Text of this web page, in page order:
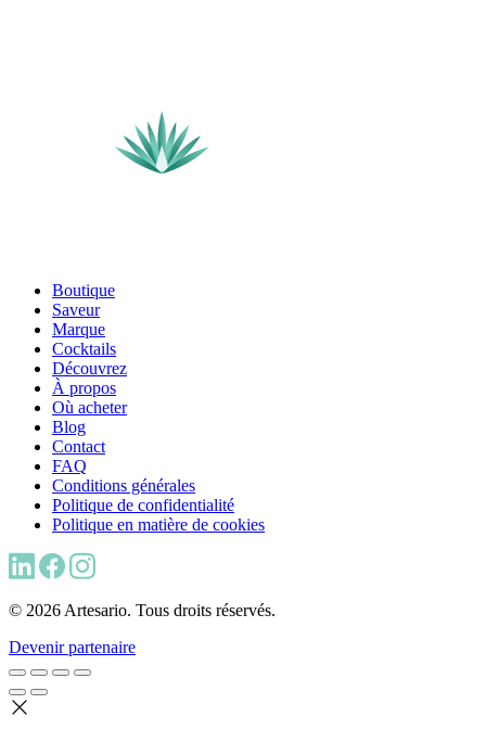
Boutique
Saveur
Marque
Cocktails
Découvrez
À propos
Où acheter
Blog
Contact
FAQ
Conditions générales
Politique de confidentialité
Politique en matière de cookies
© 2026 Artesario. Tous droits réservés.
Devenir partenaire